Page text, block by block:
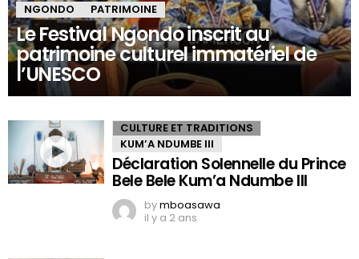
NGONDO PATRIMOINE
Le Festival Ngondo inscrit au
patrimoine culturel immatériel de
l’UNESCO
CULTURE ET TRADITIONS
KUM’A NDUMBE III
Déclaration Solennelle du Prince
Bele Bele Kum’a Ndumbe III
bymboasawa
il y a 2 ans